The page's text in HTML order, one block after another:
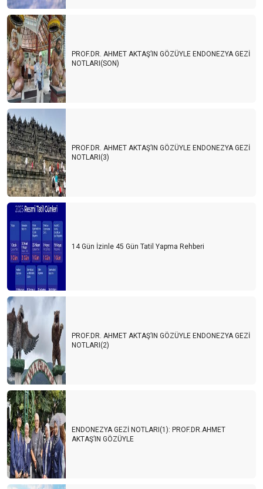
PROF.DR. AHMET AKTAŞ’IN GÖZÜYLE ENDONEZYA GEZİ
NOTLARI(SON)
PROF.DR. AHMET AKTAŞ’IN GÖZÜYLE ENDONEZYA GEZİ
NOTLARI(3)
14 Gün İzinle 45 Gün Tatil Yapma Rehberi
PROF.DR. AHMET AKTAŞ’IN GÖZÜYLE ENDONEZYA GEZİ
NOTLARI(2)
ENDONEZYA GEZİ NOTLARI(1): PROF.DR.AHMET
AKTAŞ’IN GÖZÜYLE